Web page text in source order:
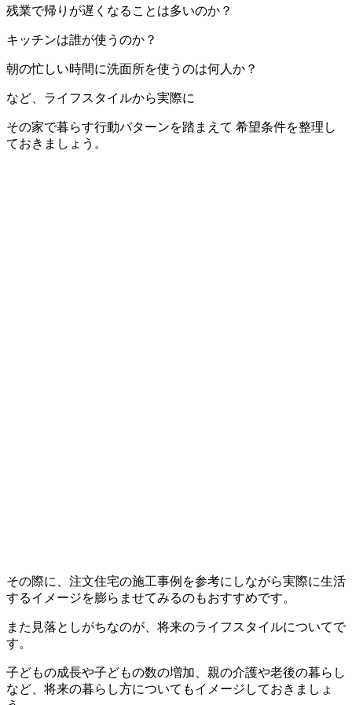
残業で帰りが遅くなることは多いのか？
キッチンは誰が使うのか？
朝の忙しい時間に洗面所を使うのは何人か？
など、ライフスタイルから実際に
その家で暮らす行動パターンを踏まえて 希望条件を整理し
ておきましょう。
その際に、注文住宅の施工事例を参考にしながら実際に生活
するイメージを膨らませてみるのもおすすめです。
また見落としがちなのが、将来のライフスタイルについてで
す。
子どもの成長や子どもの数の増加、親の介護や老後の暮らし
など、将来の暮らし方についてもイメージしておきましょ